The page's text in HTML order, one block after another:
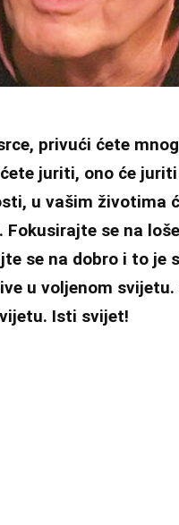
privući ćete
juriti, ono će
u vašim životima
se na
se na dobro i to je
u voljenom
Isti svijet!